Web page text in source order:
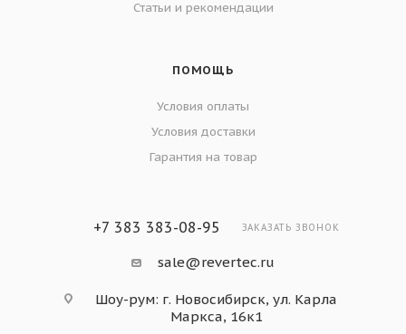
Статьи и рекомендации
ПОМОЩЬ
Условия оплаты
Условия доставки
Гарантия на товар
+7 383 383-08-95 ЗАКАЗАТЬ ЗВОНОК
sale@revertec.ru
Шоу-рум: г. Новосибирск, ул. Карла
Маркса, 16к1